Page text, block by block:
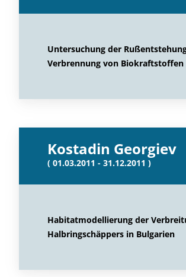
Untersuchung der
Verbrennung von Biokraftstoffen
Kostadin Georgiev
( 01.03.2011 - 31.12.2011 )
Habitatmodellierung der
Halbringschäppers in Bulgarien